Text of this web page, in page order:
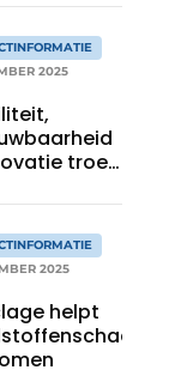
2025
troef
2025
helpt